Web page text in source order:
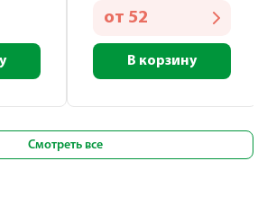
от 52
В корзину
Смотреть все